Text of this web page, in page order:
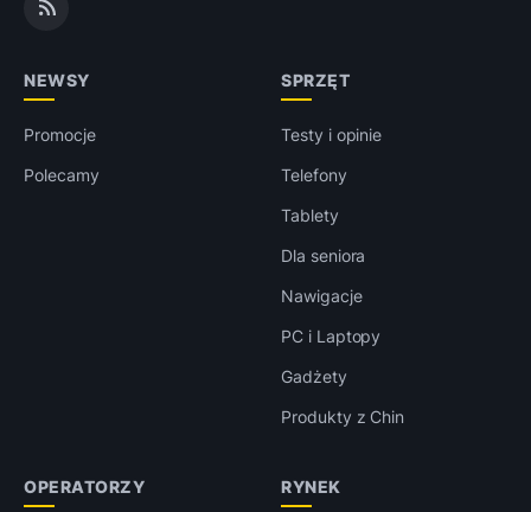
NEWSY
Promocje
Polecamy
SPRZĘT
Testy i opinie
Telefony
Tablety
Dla seniora
Nawigacje
PC i Laptopy
Gadżety
Produkty z Chin
OPERATORZY RYNEK